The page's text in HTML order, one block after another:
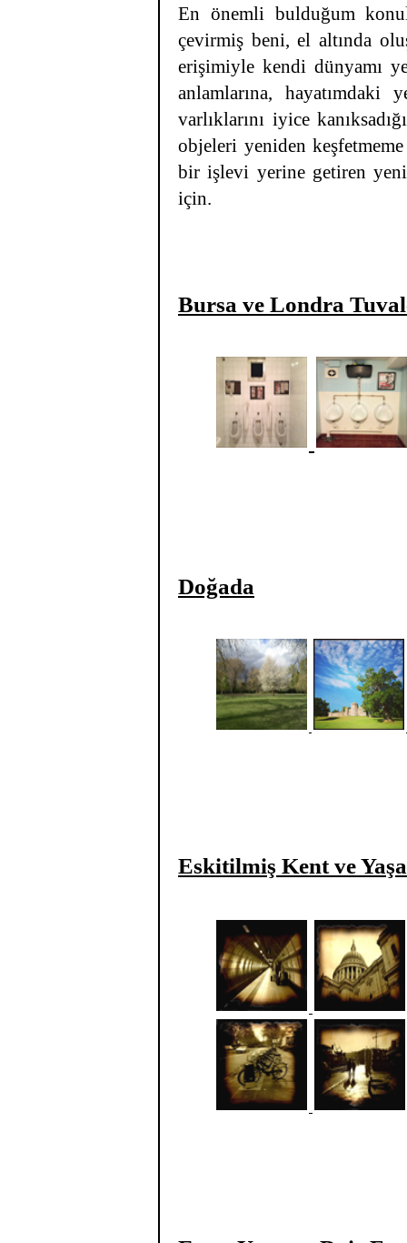
En önemli bulduğum
çevirmiş beni, el altında
erişimiyle kendi dünyamı
anlamlarına, hayatımdaki
varlıklarını iyice
objeleri yeniden
bir işlevi yerine getiren
için.
Bursa ve Londra
Doğada
Eskitilmiş Kent ve